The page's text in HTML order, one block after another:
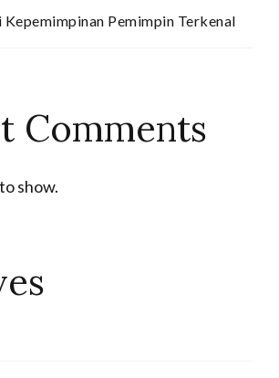
Pemimpin Terkenal
Comments
show.